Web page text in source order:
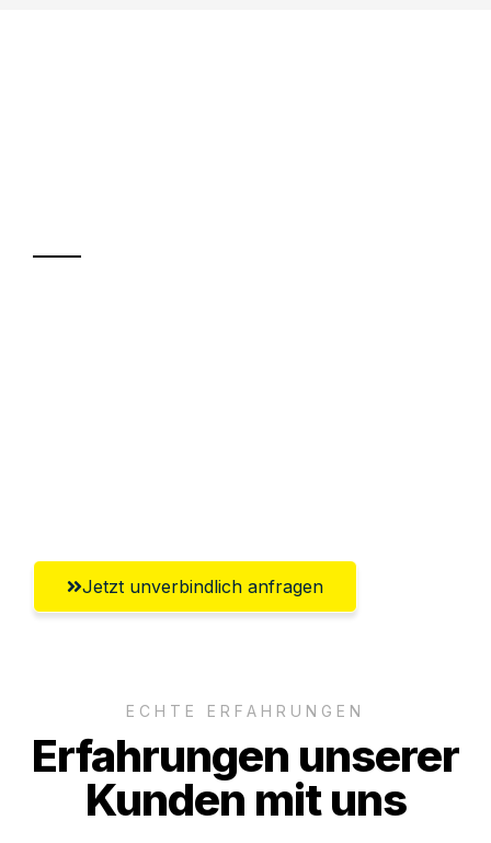
Jetzt unverbindlich anfragen
ECHTE ERFAHRUNGEN
Erfahrungen unserer
Kunden mit uns